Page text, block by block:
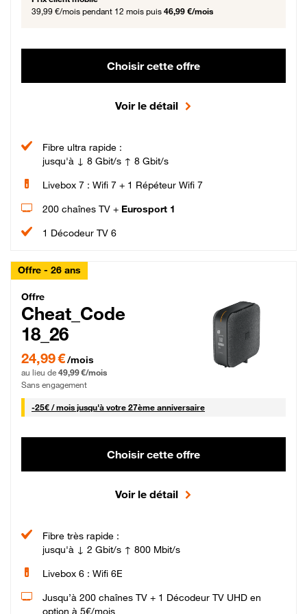
39,99 €/mois pendant 12 mois puis 46,99 €/mois
Choisir cette offre
Voir le détail
Fibre ultra rapide :
jusqu'à ↓ 8 Gbit/s ↑ 8 Gbit/s
Livebox 7 : Wifi 7 + 1 Répéteur Wifi 7
200 chaînes TV + Eurosport 1
1 Décodeur TV 6
Offre - 26 ans
Cheat_Code Fibre_18_26
Offre
Cheat_Code
18_26
24,99 € par mois pendant 0 mois puis 49,99 € par mois, Sans engagement
24,99 €/mois
au lieu de 49,99 €/mois
Sans engagement
-25€ / mois25 € par mois
jusqu'à votre 27ème anniversaire
Choisir cette offre
Voir le détail
Fibre très rapide :
jusqu'à ↓ 2 Gbit/s ↑ 800 Mbit/s
Livebox 6 : Wifi 6E
Jusqu’à 200 chaînes TV + 1 Décodeur TV UHD en
option à 5€/mois